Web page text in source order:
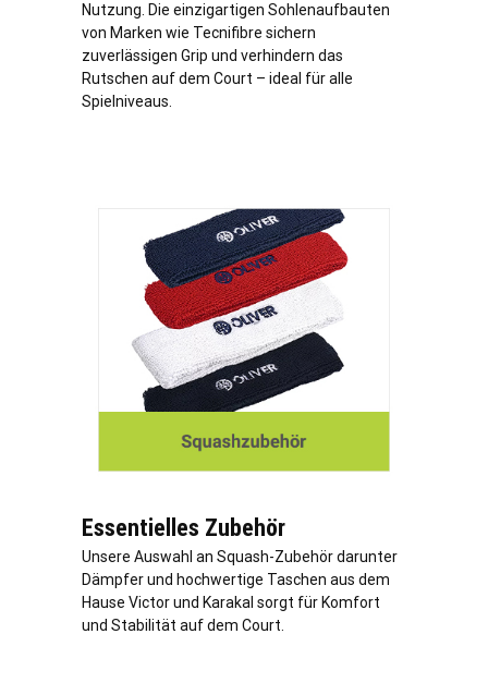
Nutzung. Die einzigartigen Sohlenaufbauten
von Marken wie Tecnifibre sichern
zuverlässigen Grip und verhindern das
Rutschen auf dem Court – ideal für alle
Spielniveaus.
Essentielles Zubehör
Unsere Auswahl an Squash-Zubehör darunter
Dämpfer und hochwertige Taschen aus dem
Hause Victor und Karakal sorgt für Komfort
und Stabilität auf dem Court.